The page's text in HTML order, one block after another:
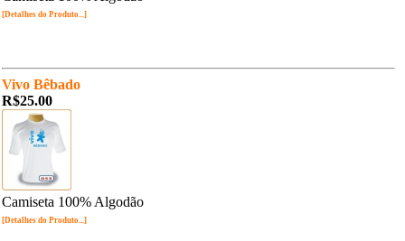
[Detalhes do Produto...]
Vivo Bêbado
R$25.00
Camiseta 100% Algodão
[Detalhes do Produto...]